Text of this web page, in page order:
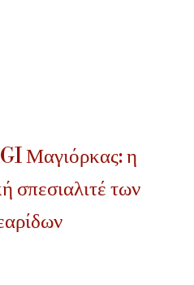
Μαγιόρκας: η
σπεσιαλιτέ των